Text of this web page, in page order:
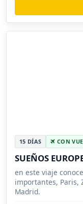
15 DÍAS CON
SUEÑOS
en este viaje
importantes, Paris,
Madrid.